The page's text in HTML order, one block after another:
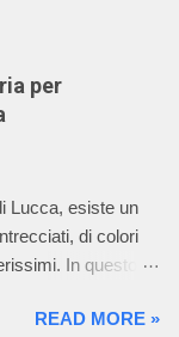
per
Lucca, esiste un
di colori
In questo
la maglieria e con
READ MORE »